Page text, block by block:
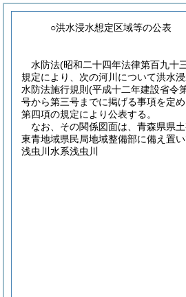
○洪水浸水想定区域等の公表
水防法(昭和二十四年法律第百九十
規定により、次の河川について洪水浸
水防法施行規則(平成十二年建設省令
号から第三号までに掲げる事項を定
第四項の規定により公表する。
なお、その関係図面は、青森県県
東青地域県民局地域整備部に備え置い
浅虫川水系浅虫川